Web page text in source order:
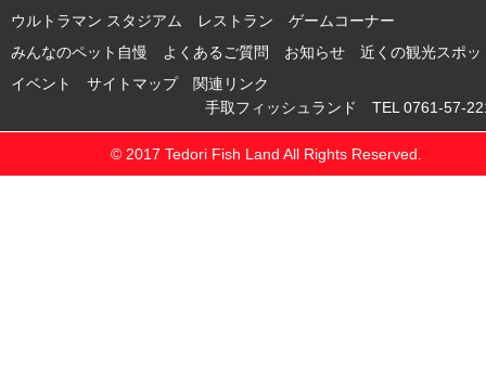
ウルトラマン スタジアム
レストラン
ゲームコーナー
みんなのペット自慢
よくあるご質問 お知らせ
近くの観光スポッ
イベント
サイトマップ
関連リンク
手取フィッシュランド TEL 0761-57-
© 2017 Tedori Fish Land All Rights Reserved.